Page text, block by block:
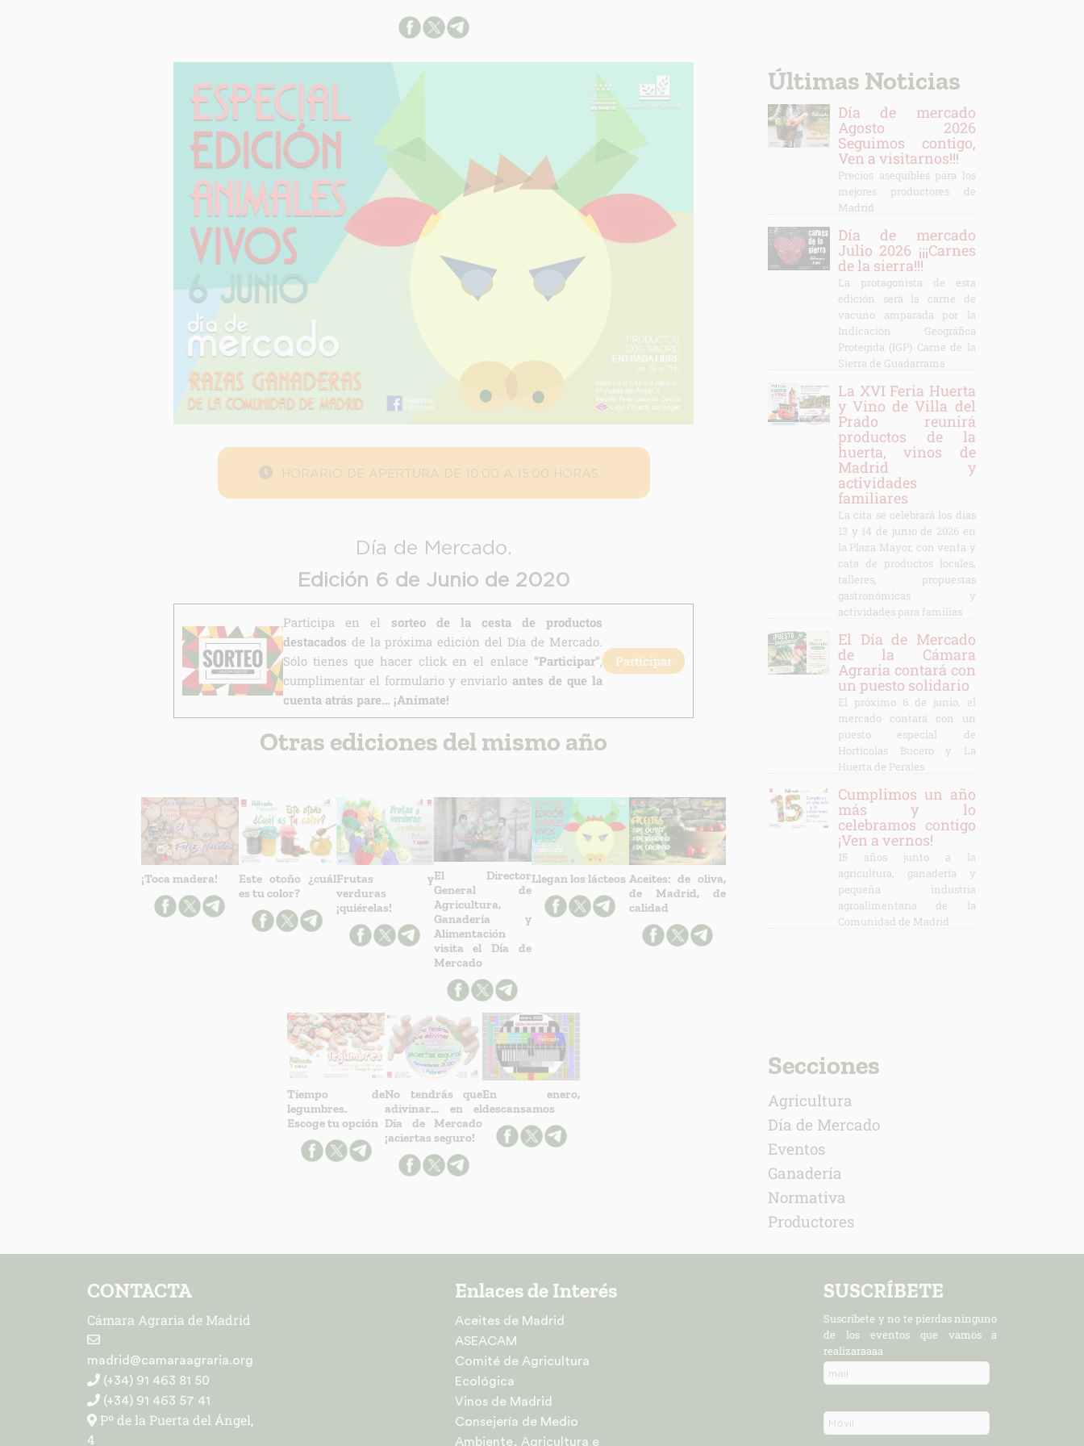
HORARIO DE APERTURA DE 10:00 A 15:00 HORAS.
Día de Mercado.
Edición 6 de Junio de 2020
Participa en el sorteo de la cesta de productos
destacados de la próxima edición del Día de Mercado.
Sólo tienes que hacer click en el enlace “Participar”,
cumplimentar el formulario y enviarlo antes de que la
cuenta atrás pare… ¡Anímate!
Participar
Otras ediciones del mismo año
¡Toca madera!
Este otoño ¿cuál
es tu color?
Frutas y
verduras
¡quiérelas!
El Director
General de
Agricultura,
Ganadería y
Alimentación
visita el Día de
Mercado
Llegan los lácteos Aceites: de oliva,
de Madrid, de
calidad
Tiempo de
legumbres.
Escoge tu opción
No tendrás que
adivinar… en el
Día de Mercado
¡aciertas seguro!
En enero,
descansamos
Últimas Noticias
Día de mercado
Agosto 2026
Seguimos contigo,
Ven a visitarnos!!!
Precios asequibles para los
mejores productores de
Madrid
Día de mercado
Julio 2026 ¡¡¡Carnes
de la sierra!!!
La protagonista de esta
edición será la carne de
vacuno amparada por la
Indicación Geográfica
Protegida (IGP) Carne de la
Sierra de Guadarrama
La XVI Feria Huerta
y Vino de Villa del
Prado reunirá
productos de la
huerta, vinos de
Madrid y
actividades
familiares
La cita se celebrará los días
13 y 14 de junio de 2026 en
la Plaza Mayor, con venta y
cata de productos locales,
talleres, propuestas
gastronómicas y
actividades para familias
El Día de Mercado
de la Cámara
Agraria contará con
un puesto solidario
El próximo 6 de junio, el
mercado contará con un
puesto especial de
Hortícolas Bucero y La
Huerta de Perales
Cumplimos un año
más y lo
celebramos contigo
¡Ven a vernos!
15 años junto a la
agricultura, ganadería y
pequeña industria
agroalimentaria de la
Comunidad de Madrid
Secciones
Agricultura
Día de Mercado
Eventos
Ganadería
Normativa
Productores
CONTACTA
Cámara Agraria de Madrid
madrid@camaraagraria.org
(+34) 91 463 81 50
(+34) 91 463 57 41
Pº de la Puerta del Ángel,
4
Enlaces de Interés
Aceites de Madrid
ASEACAM
Comité de Agricultura
Ecológica
Vinos de Madrid
Consejería de Medio
Ambiente, Agricultura e
SUSCRÍBETE
Suscríbete y no te pierdas ninguno
de los eventos que vamos a
realizaraaaa
Información adicional